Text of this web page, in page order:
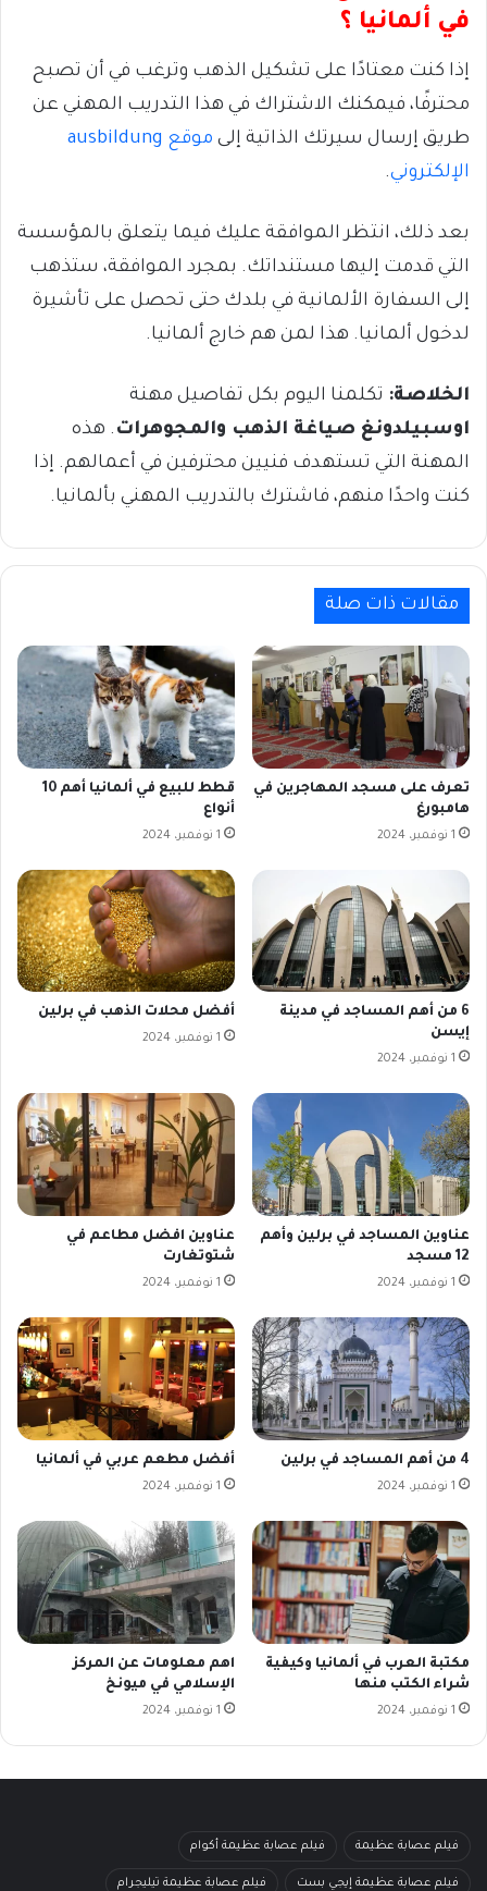
في ألمانيا ؟
إذا كنت معتادًا على تشكيل الذهب وترغب في أن تصبح
محترفًا، فيمكنك الاشتراك في هذا التدريب المهني عن
طريق إرسال سيرتك الذاتية إلى
موقع ausbildung
الإلكتروني.
بعد ذلك، انتظر الموافقة عليك فيما يتعلق بالمؤسسة
التي قدمت إليها مستنداتك. بمجرد الموافقة، ستذهب
إلى السفارة الألمانية في بلدك حتى تحصل على تأشيرة
لدخول ألمانيا. هذا لمن هم خارج ألمانيا.
الخلاصة: تكلمنا اليوم بكل تفاصيل مهنة
اوسبيلدونغ صياغة الذهب والمجوهرات . هذه
المهنة التي تستهدف فنيين محترفين في أعمالهم. إذا
كنت واحدًا منهم، فاشترك بالتدريب المهني بألمانيا.
مقالات ذات صلة
تعرف على مسجد المهاجرين في
هامبورغ
1 نوفمبر، 2024
قطط للبيع في ألمانيا أهم 10
أنواع
1 نوفمبر، 2024
6 من أهم المساجد في مدينة
إيسن
1 نوفمبر، 2024
أفضل محلات الذهب في برلين
1 نوفمبر، 2024
عناوين المساجد في برلين وأهم
12 مسجد
1 نوفمبر، 2024
عناوين افضل مطاعم في
شتوتغارت
1 نوفمبر، 2024
4 من أهم المساجد في برلين
1 نوفمبر، 2024
أفضل مطعم عربي في ألمانيا
1 نوفمبر، 2024
مكتبة العرب في ألمانيا وكيفية
شراء الكتب منها
1 نوفمبر، 2024
اهم معلومات عن المركز
الإسلامي في ميونخ
1 نوفمبر، 2024
فيلم عصابة عظيمة فيلم عصابة عظيمة أكوام
فيلم عصابة عظيمة إيجي بست فيلم عصابة عظيمة تيليجرام